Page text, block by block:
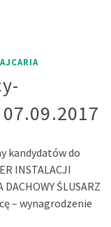
kandydatów do
INSTALACJI
ŚLUSARZ
– wynagrodzenie